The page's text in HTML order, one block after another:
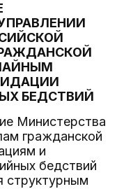
БЕДСТВИЙ
Министерства
гражданской
и
бедствий
структурным